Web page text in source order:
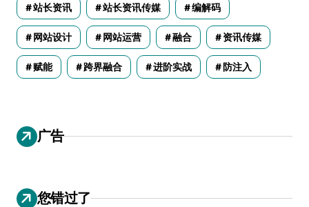
站长资讯 站长资讯传媒 编解码
网站设计 网站运营 融合 资讯传媒
赋能 跨界融合 进阶实战 防注入
广告
您错过了